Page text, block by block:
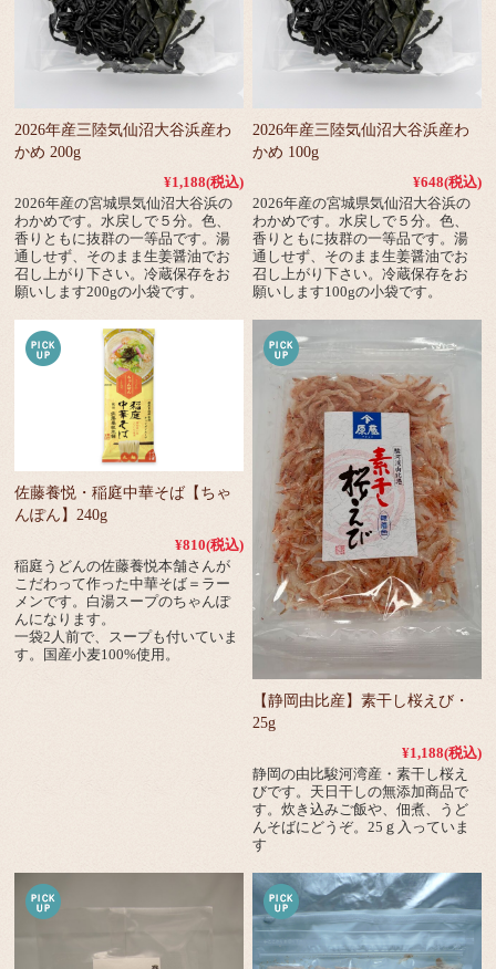
2026年産三陸気仙沼大谷浜産わ
かめ 200g
¥1,188(税込)
2026年産の宮城県気仙沼大谷浜の
わかめです。水戻しで５分。色、
香りともに抜群の一等品です。湯
通しせず、そのまま生姜醤油でお
召し上がり下さい。冷蔵保存をお
願いします200gの小袋です。
2026年産三陸気仙沼大谷浜産わ
かめ 100g
¥648(税込)
2026年産の宮城県気仙沼大谷浜の
わかめです。水戻しで５分。色、
香りともに抜群の一等品です。湯
通しせず、そのまま生姜醤油でお
召し上がり下さい。冷蔵保存をお
願いします100gの小袋です。
佐藤養悦・稲庭中華そば【ちゃ
んぽん】240g
¥810(税込)
稲庭うどんの佐藤養悦本舗さんが
こだわって作った中華そば＝ラー
メンです。白湯スープのちゃんぽ
んになります。
一袋2人前で、スープも付いていま
す。国産小麦100%使用。
【静岡由比産】素干し桜えび・
25g
¥1,188(税込)
静岡の由比駿河湾産・素干し桜え
びです。天日干しの無添加商品で
す。炊き込みご飯や、佃煮、うど
んそばにどうぞ。25ｇ入っていま
す